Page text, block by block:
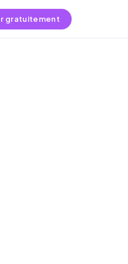
gratuitement